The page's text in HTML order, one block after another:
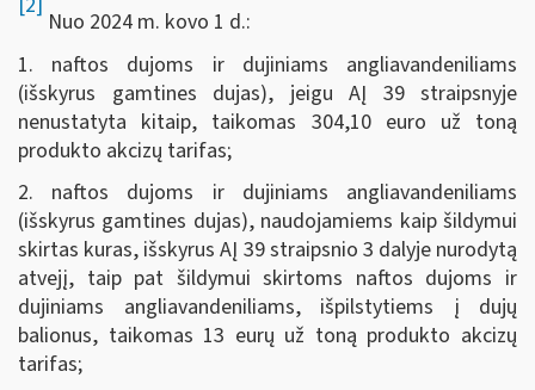
Nuo 2024 m. kovo 1 d.:
1. naftos dujoms ir dujiniams angliavandeniliams
(išskyrus gamtines dujas), jeigu AĮ 39 straipsnyje
nenustatyta kitaip, taikomas 304,10 euro už toną
produkto akcizų tarifas;
2. naftos dujoms ir dujiniams angliavandeniliams
(išskyrus gamtines dujas), naudojamiems kaip šildymui
skirtas kuras, išskyrus AĮ 39 straipsnio 3 dalyje nurodytą
atvejį, taip pat šildymui skirtoms naftos dujoms ir
dujiniams angliavandeniliams, išpilstytiems į dujų
balionus, taikomas 13 eurų už toną produkto akcizų
tarifas;